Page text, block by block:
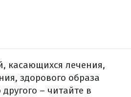
касающихся лечения,
здорового образа
– читайте в